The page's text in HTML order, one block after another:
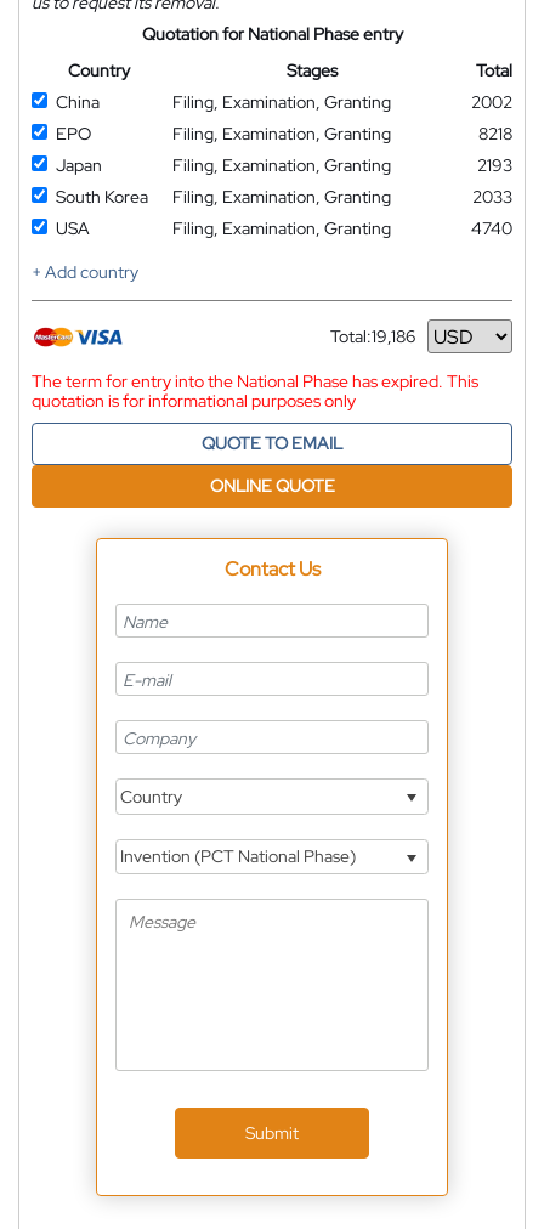
Quotation for National Phase entry
Country
Stages
Total
China
Filing, Examination, Granting
2002
EPO
Filing, Examination, Granting
8218
Japan
Filing, Examination, Granting
2193
South Korea
Filing, Examination, Granting
2033
USA
Filing, Examination, Granting
4740
+ Add country
Total:19,186
Currency
The term for entry into the National Phase has expired. This
quotation is for informational purposes only
QUOTE TO EMAIL
ONLINE QUOTE
Contact Us
Country
Invention (PCT National Phase)
Submit